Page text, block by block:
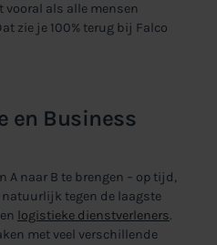
vooral als alle mensen
zie je 100% terug bij Falco
en Business
A naar B te brengen – op tijd,
natuurlijk tegen de laagste
logistieke dienstverleners.
met veel verschillende